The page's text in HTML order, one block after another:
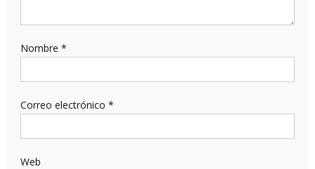
Nombre *
Correo electrónico *
Web